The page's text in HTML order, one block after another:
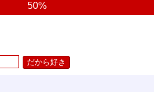
50%